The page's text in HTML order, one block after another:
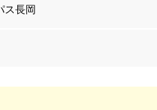
ス長岡